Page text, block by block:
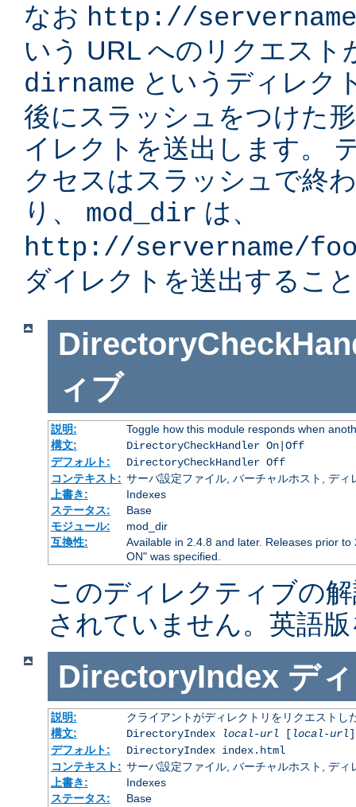
なお http://
いう URL へのリクエスト
dirname というディレク
後にスラッシュをつけた
イレクトを送出します。
クセスはスラッシュで終
り、 mod_dir は、
http://servername/
ダイレクトを送出するこ
ィブ
説明:
Toggle how this module responds when
構文:
DirectoryCheckHandler On|Off
デフォルト:
DirectoryCheckHandler Off
コンテキスト: サーバ設定ファイル, バーチャルホスト, ディ
上書き:
Indexes
ステータス:
Base
モジュール:
mod_dir
互換性:
Available in 2.4.8 and later. Releases prior
ON" was specified.
このディレクティブの
されていません。英語
DirectoryIndex デ
説明:
クライアントがディレクトリをリクエストし
構文:
DirectoryIndex local-url [ local-url
デフォルト:
DirectoryIndex index.html
コンテキスト: サーバ設定ファイル, バーチャルホスト, ディ
上書き:
Indexes
ステータス:
Base